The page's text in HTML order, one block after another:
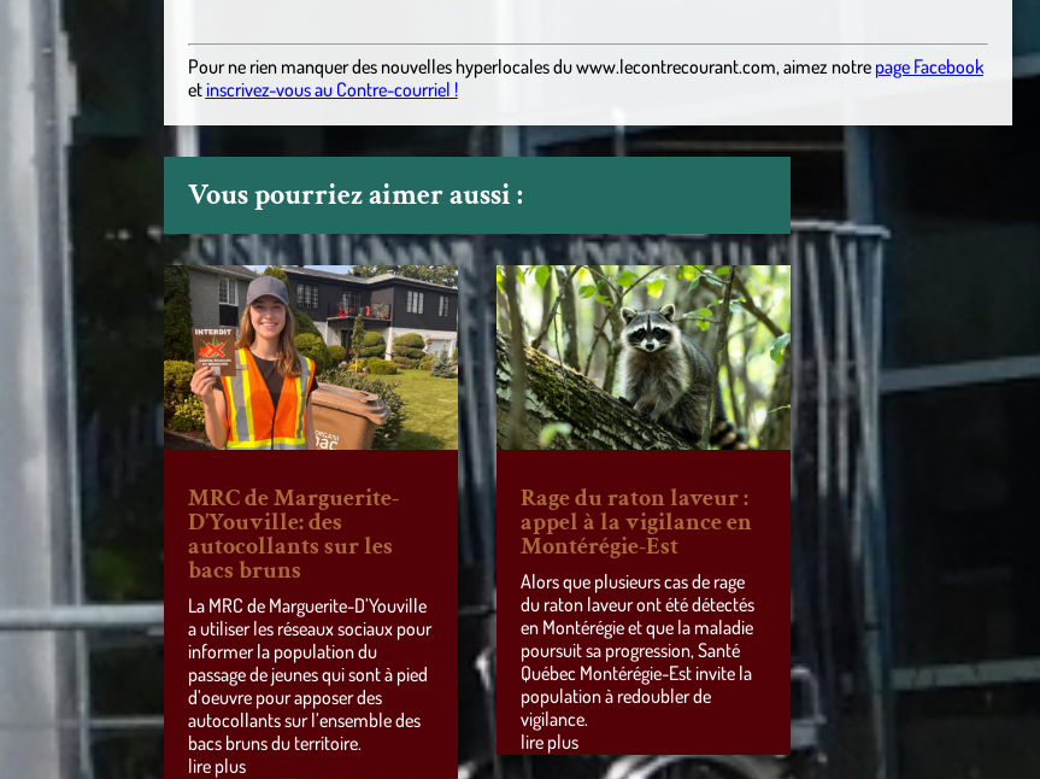
Pour ne rien manquer des nouvelles hyperlocalesduwww.lecontrecourant.com,aimez notre page Facebook
etinscrivez-vous au Contre-courriel !
Vous pourriez aimer aussi :
MRC de Marguerite-
D’Youville: des
autocollants sur les
bacs bruns
La MRC de Marguerite-D’Youville
a utiliser les réseaux sociaux pour
informer la population du
passage de jeunes qui sont à pied
d’oeuvre pour apposer des
autocollants sur l’ensemble des
bacs bruns du territoire.
lire plus
Rage du raton laveur :
appel à la vigilance en
Montérégie-Est
Alors que plusieurs cas de rage
du raton laveur ont été détectés
en Montérégie et que la maladie
poursuit sa progression, Santé
Québec Montérégie-Est invite la
population à redoubler de
vigilance.
lire plus